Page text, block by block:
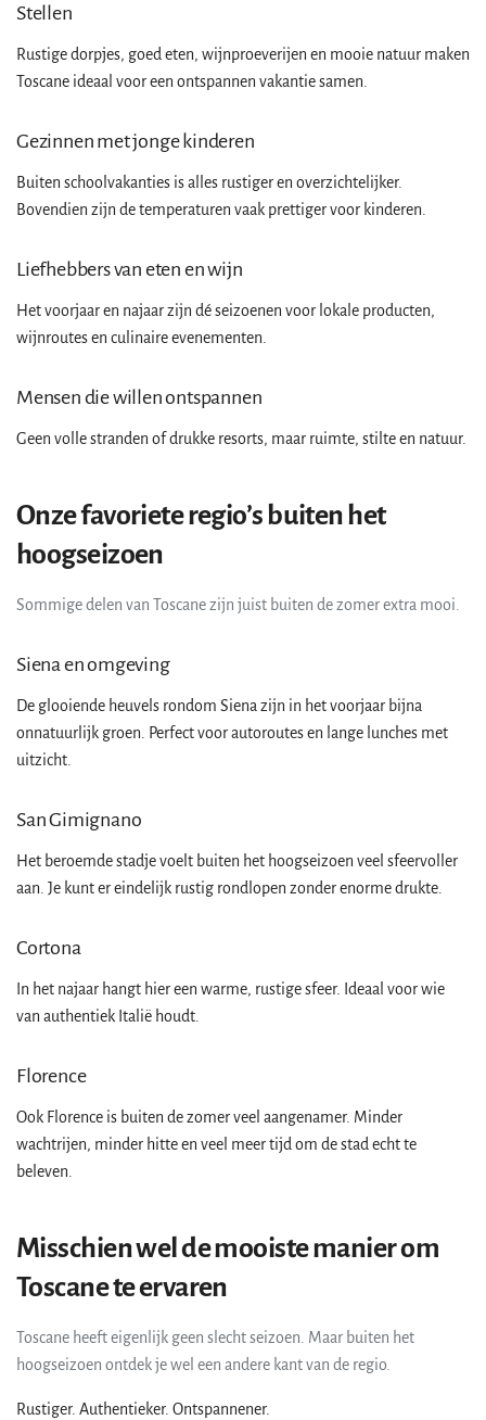
Stellen
Rustige dorpjes, goed eten, wijnproeverijen en mooie natuur maken
Toscane ideaal voor een ontspannen vakantie samen.
Gezinnen met jonge kinderen
Buiten schoolvakanties is alles rustiger en overzichtelijker.
Bovendien zijn de temperaturen vaak prettiger voor kinderen.
Liefhebbers van eten en wijn
Het voorjaar en najaar zijn dé seizoenen voor lokale producten,
wijnroutes en culinaire evenementen.
Mensen die willen ontspannen
Geen volle stranden of drukke resorts, maar ruimte, stilte en natuur.
Onze favoriete regio’s buiten het
hoogseizoen
Sommige delen van Toscane zijn juist buiten de zomer extra mooi.
Siena en omgeving
De glooiende heuvels rondom Siena zijn in het voorjaar bijna
onnatuurlijk groen. Perfect voor autoroutes en lange lunches met
uitzicht.
San Gimignano
Het beroemde stadje voelt buiten het hoogseizoen veel sfeervoller
aan. Je kunt er eindelijk rustig rondlopen zonder enorme drukte.
Cortona
In het najaar hangt hier een warme, rustige sfeer. Ideaal voor wie
van authentiek Italië houdt.
Florence
Ook Florence is buiten de zomer veel aangenamer. Minder
wachtrijen, minder hitte en veel meer tijd om de stad echt te
beleven.
Misschien wel de mooiste manier om
Toscane te ervaren
Toscane heeft eigenlijk geen slecht seizoen. Maar buiten het
hoogseizoen ontdek je wel een andere kant van de regio.
Rustiger. Authentieker. Ontspannener.